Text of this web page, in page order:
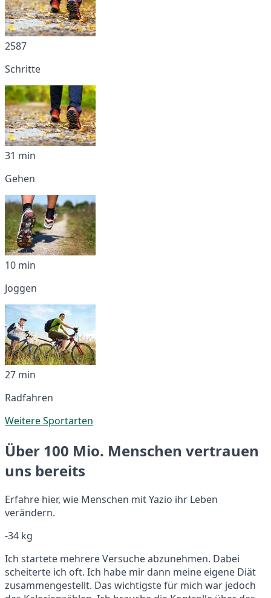
2587
Schritte
31 min
Gehen
10 min
Joggen
27 min
Radfahren
Weitere Sportarten
Über 100 Mio. Menschen vertrauen
uns bereits
Erfahre hier, wie Menschen mit Yazio ihr Leben
verändern.
-34 kg
Ich startete mehrere Versuche abzunehmen. Dabei
scheiterte ich oft. Ich habe mir dann meine eigene Diät
zusammengestellt. Das wichtigste für mich war jedoch